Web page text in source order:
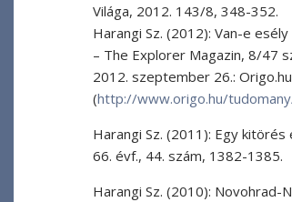
Világa, 2012. 143/8, 348-352.
Harangi Sz. (2012): Van-e
– The Explorer Magazin, 8/47
2012. szeptember 26.:
(http://www.origo.hu/
Harangi Sz. (2011): Egy
66. évf., 44. szám, 1382-1385.
Harangi Sz. (2010):